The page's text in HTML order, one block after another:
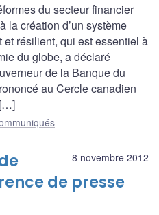
du secteur financier
la création d’un système
résilient, qui est essentiel à
du globe, a déclaré
de la Banque du
au Cercle canadien
8 novembre 2012
de presse